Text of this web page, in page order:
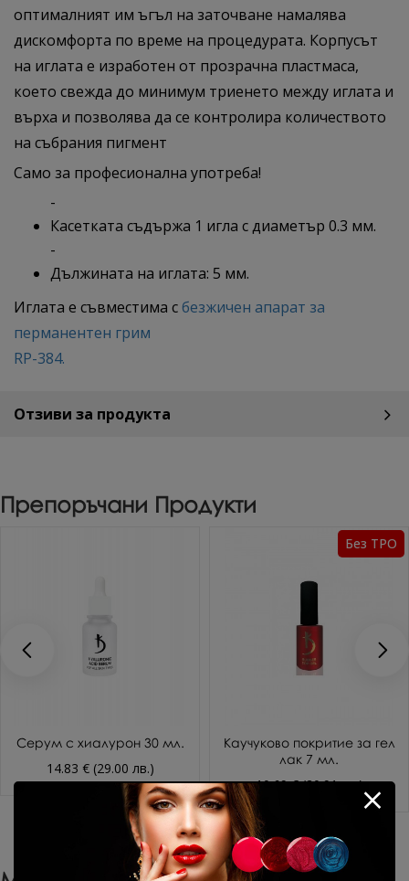
оптималният им ъгъл на заточване намалява
дискомфорта по време на процедурата. Корпусът
на иглата е изработен от прозрачна пластмаса,
което свежда до минимум триенето между иглата и
върха и позволява да се контролира количеството
на събрания пигмент
Само за професионална употреба!
-
Касетката съдържа 1 игла с диаметър 0.3 мм.
-
Дължината на иглата: 5 мм.
​Иглата е съвместима сбезжичен апарат за
перманентен грим
RP-384.
Отзиви за продукта
Препоръчани Продукти
Каучукова основа за гел лак
13.29 € (25.99 лв.)
Ултрабонд праймер без
киселина KODI 15 мл.
9.20 € (17.99 лв.)